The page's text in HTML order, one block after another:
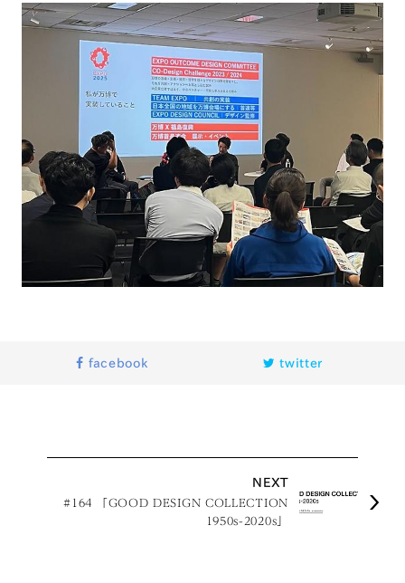
facebook twitter
NEXT
#164 「GOOD DESIGN COLLECTION
1950s-2020s」